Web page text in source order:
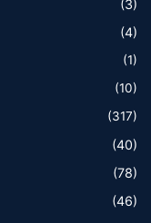
(3)
(4)
(1)
(10)
(317)
(40)
(78)
(46)